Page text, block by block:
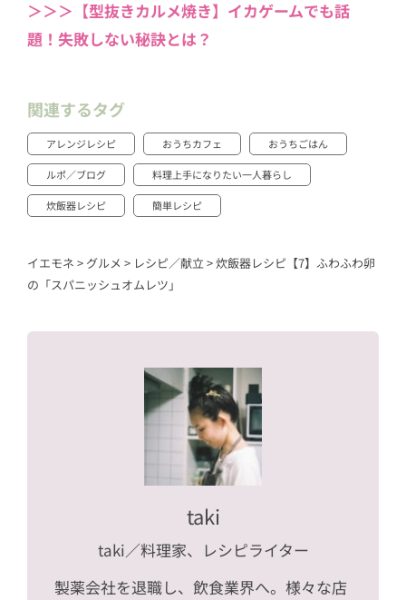
＞＞＞【型抜きカルメ焼き】イカゲームでも話
題！失敗しない秘訣とは？
関連するタグ
アレンジレシピ おうちカフェ おうちごはん
ルポ／ブログ 料理上手になりたい一人暮らし
炊飯器レシピ 簡単レシピ
イエモネ > グルメ > レシピ／献立>炊飯器レシピ【7】ふわふわ卵
の「スパニッシュオムレツ」
taki
taki／料理家、レシピライター
製薬会社を退職し、飲食業界へ。様々な店